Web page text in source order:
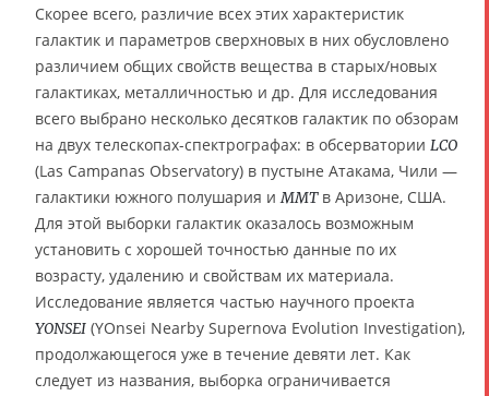
Скорее всего, различие всех этих характеристик
галактик и параметров сверхновых в них обусловлено
различием общих свойств вещества в старых/новых
галактиках, металличностью и др. Для исследования
всего выбрано несколько десятков галактик по обзорам
на двух телескопах-спектрографах: в обсерватории LCO
(Las Campanas Observatory) в пустыне Атакама, Чили —
галактики южного полушария иMMTв Аризоне, США.
Для этой выборки галактик оказалось возможным
установить с хорошей точностью данные по их
возрасту, удалению и свойствам их материала.
Исследование является частью научного проекта
YONSEI (YOnsei Nearby Supernova Evolution Investigation),
продолжающегося уже в течение девяти лет. Как
следует из названия, выборка ограничивается